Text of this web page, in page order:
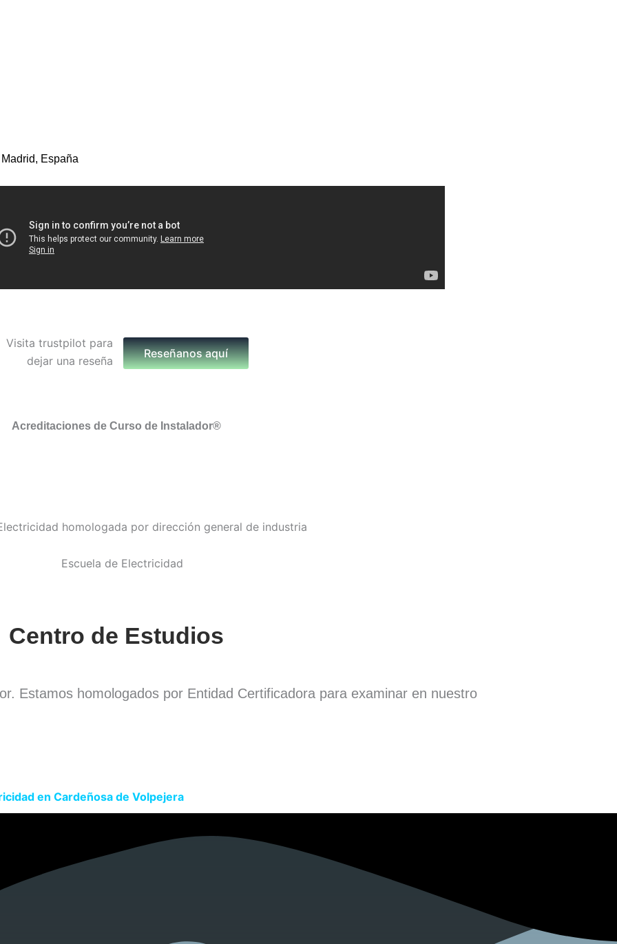
España
Reseñanos aquí
Acreditaciones de Curso de Instalador®
Centro de Estudios
Estamos homologados por Entidad Certificadora para examinar en nuestro
en Cardeñosa de Volpejera